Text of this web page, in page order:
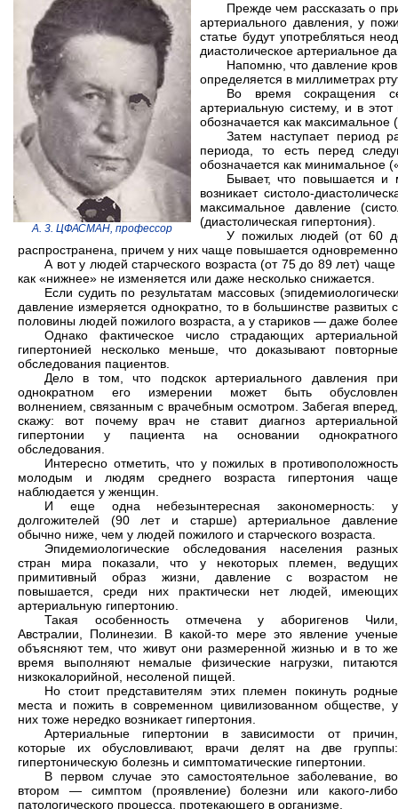
А. 3. ЦФАСМАН, профессор
Прежде чем рассказать о
артериального давления, у
статье будут употребляться
диастолическое артериальное
Напомню, что давление
определяется в миллиметрах
Во время сокращения
артериальную систему, и в
обозначается как
Затем наступает период
периода, то есть перед
обозначается как минимальное
Бывает, что повышается и
возникает систоло-
максимальное давление
(диастолическая гипертония).
У пожилых людей (от 60
распространена, причем у них чаще повышается
А вот у людей старческого возраста (от 75 до 89 лет)
как «нижнее» не изменяется или даже несколько снижается.
Если судить по результатам массовых
давление измеряется однократно, то в большинстве развитых
половины людей пожилого возраста, а у стариков — даже
Однако фактическое число страдающих артериальной
гипертонией несколько меньше, что доказывают повторные
обследования пациентов.
Дело в том, что подскок артериального давления при
однократном его измерении может быть обусловлен
волнением, связанным с врачебным осмотром. Забегая вперед,
скажу: вот почему врач не ставит диагноз артериальной
гипертонии у пациента на основании однократного
обследования.
Интересно отметить, что у пожилых в противоположность
молодым и людям среднего возраста гипертония чаще
наблюдается у женщин.
И еще одна небезынтересная закономерность: у
долгожителей (90 лет и старше) артериальное давление
обычно ниже, чем у людей пожилого и старческого возраста.
Эпидемиологические обследования населения разных
стран мира показали, что у некоторых племен, ведущих
примитивный образ жизни, давление с возрастом не
повышается, среди них практически нет людей, имеющих
артериальную гипертонию.
Такая особенность отмечена у аборигенов Чили,
Австралии, Полинезии. В какой-то мере это явление ученые
объясняют тем, что живут они размеренной жизнью и в то же
время выполняют немалые физические нагрузки, питаются
низкокалорийной, несоленой пищей.
Но стоит представителям этих племен покинуть родные
места и пожить в современном цивилизованном обществе, у
них тоже нередко возникает гипертония.
Артериальные гипертонии в зависимости от причин,
которые их обусловливают, врачи делят на две группы:
гипертоническую болезнь и симптоматические гипертонии.
В первом случае это самостоятельное заболевание, во
втором — симптом (проявление) болезни или какого-либо
патологического процесса, протекающего в организме.